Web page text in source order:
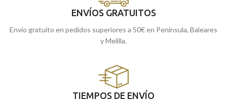
ENVÍOS GRATUITOS
Envío gratuito en pedidos superiores a 50€ en Península, Baleares
y Melilla.
TIEMPOS DE ENVÍO